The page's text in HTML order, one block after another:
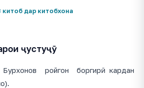
китоб дар китобхона
ҷустуҷӯ
ройгон боргирӣ кардан